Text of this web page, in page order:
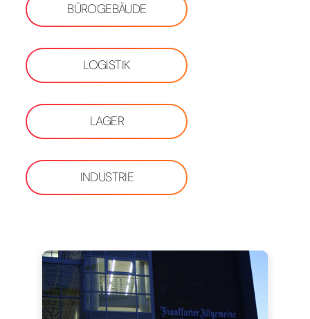
BÜROGEBÄUDE
LOGISTIK
LAGER
INDUSTRIE